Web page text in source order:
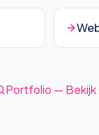
Portfolio — Bekijk